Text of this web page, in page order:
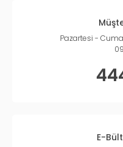
Pazartesi -
E-